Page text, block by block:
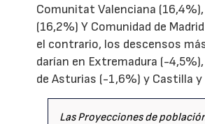
Comunitat Valenciana
(16,2%) Y Comunidad de
el contrario, los descensos
darían en Extremadura (-
de Asturias (-1,6%) y Castilla
Las Proyecciones de